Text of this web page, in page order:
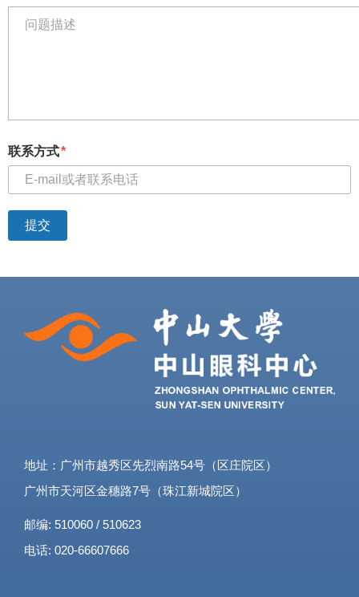
联系方式
地址：广州市越秀区先烈南路54号（区庄院区）
广州市天河区金穗路7号（珠江新城院区）
邮编: 510060 / 510623
电话: 020-66607666